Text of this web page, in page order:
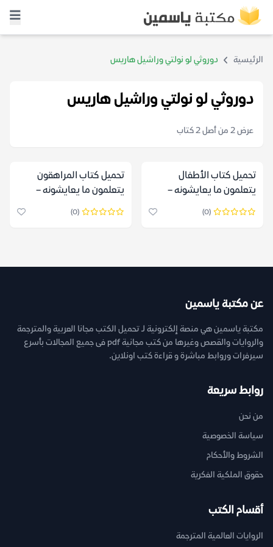
الرئيسية دوروثي لو نولتي وراشيل هاريس
دوروثي لو نولتي وراشيل هاريس
عرض 2 من أصل 2 كتاب
تحميل كتاب الأطفال
يتعلمون ما يعايشونه –
دوروثي لو نولتي وراشيل
(0)
تحميل كتاب المراهقون
يتعلمون ما يعايشونه –
دوروثي لو نولتي وراشيل
(0)
عن مكتبة ياسمين
مكتبة ياسمين هي منصة إلكترونية لـ تحميل الكتب مجانا العربية والمترجمة
والروايات والقصص وغيرها من كتب مجانية pdf فى جميع المجالات بأسرع
سيرفرات وروابط مباشرة و قراءة كتب اونلاين.
روابط سريعة
من نحن
سياسة الخصوصية
الشروط والأحكام
حقوق الملكية الفكرية
أقسام الكتب
الروايات العالمية المترجمة